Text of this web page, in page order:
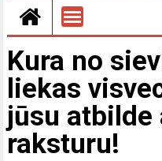
Kura no
liekas
jūsu atbilde
raksturu!